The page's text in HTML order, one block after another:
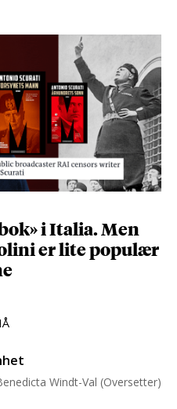
i Italia. Men
er lite populær
Windt-Val (Oversetter)